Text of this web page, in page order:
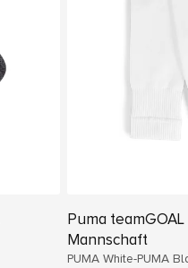
Puma
Mannschaft
PUMA White-PUMA